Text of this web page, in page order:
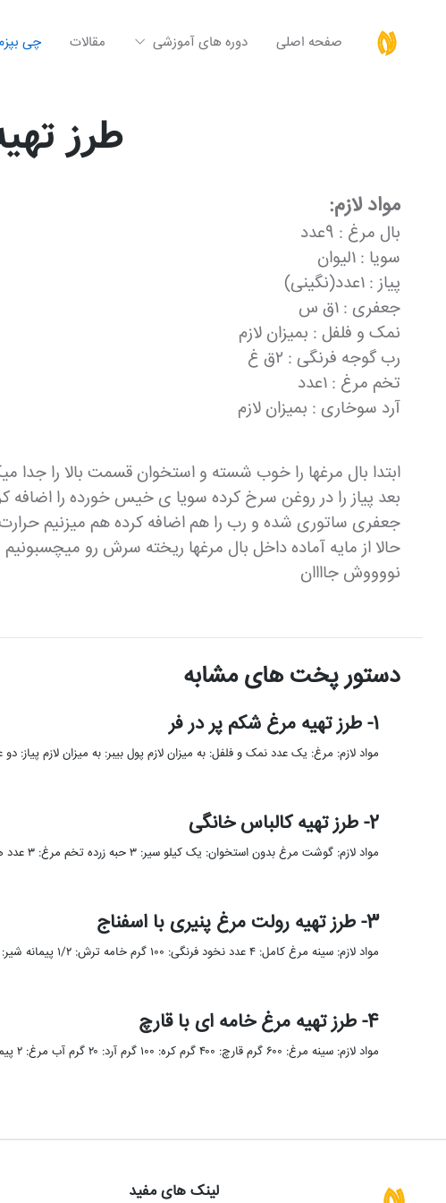
صفحه اصلی دوره های آموزشی مقالات چی
طرز
مواد لازم:
بال مرغ : 9عدد
سویا : ١ليوان
پیاز : ١عدد(نگينى)
جعفری : ١ق س
نمک و فلفل : بميزان لازم
رب گوجه فرنگی : ٢ق غ
تخم مرغ : ١عدد
آرد سوخاری : بميزان لازم
ابتدا بال مرغها را خوب شسته و استخوان قسمت بالا را جدا
بعد پياز را در روغن سرخ كرده سويا ى خيس خورده را
جعفرى ساتورى شده و رب را هم اضافه كرده هم ميزنيم حرارت را كم كرده به مدت ٥دقيقه روى حرارت بماند
حالا از مايه آماده داخل بال مرغها ريخته سرش رو
نووووش جاااان
دستور پخت های مشابه
1- طرز تهیه مرغ شکم پر در فر
مواد لازم: مرغ: یک عدد نمک و فلفل: به میزان لازم پول بیبر: به میزان لازم پیاز:
2- طرز تهیه کالباس خانگی
مواد لازم: گوشت مرغ بدون استخوان: یک کیلو سیر: ۳ حبه زرده تخم مرغ: ۳ عدد هویج: یک عدد آرد: …
3- طرز تهیه رولت مرغ پنیری با اسفناج
مواد لازم: سینه مرغ کامل: ۴ عدد نخود فرنگی: ۱۰۰ گرم خامه ترش: ۱/۲ پیمانه شیر: ۱/۴ پیمانه برگ اسفناج: …
4- طرز تهیه مرغ خامه ای با قارچ
مواد لازم: سینه مرغ: ۶۰۰ گرم قارچ: ۴۰۰ گرم کره: ۱۰۰ گرم آرد: ۲۰ گرم آب مرغ: ۲ پیمانه خامه: …
لینک های مفید